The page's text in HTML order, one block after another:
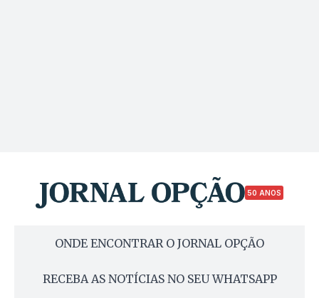
50 ANOS
ONDE ENCONTRAR O JORNAL OPÇÃO
RECEBA AS NOTÍCIAS NO SEU WHATSAPP